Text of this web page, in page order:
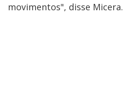
movimentos", disse Micera.